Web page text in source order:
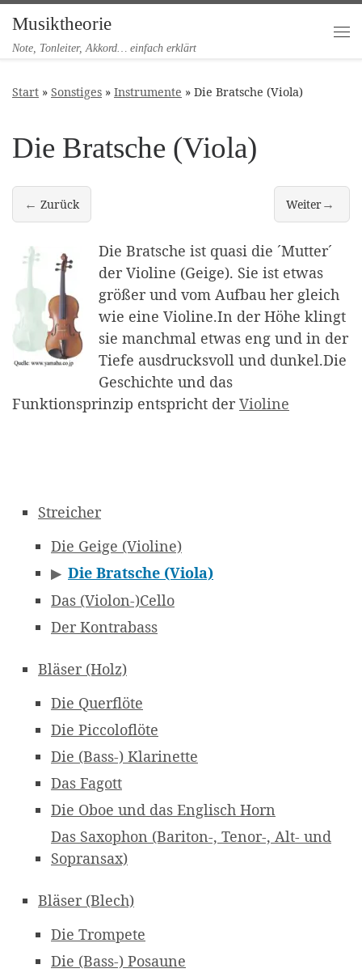
Zum Inhalt springen
Musiktheorie
Note, Tonleiter, Akkord… einfach erklärt
Start » Sonstiges » Instrumente » Die Bratsche (Viola)
Die Bratsche (Viola)
← Zurück
Die Geige (Violine)
Weiter
Das (Violon-
→
Die Bratsche ist quasi die ´Mutter´
der Violine (Geige). Sie ist etwas
größer und vom Aufbau her gleich
wie eine Violine.In der Höhe klingt
sie manchmal etwas eng und in der
Tiefe ausdrucksvoll und dunkel.Die
Geschichte und das
Funktionsprinzip entspricht der Violine
Streicher
Die Geige (Violine)
▶ Die Bratsche (Viola)
Das (Violon-)Cello
Der Kontrabass
Bläser (Holz)
Die Querflöte
Die Piccoloflöte
Die (Bass-) Klarinette
Das Fagott
Die Oboe und das Englisch Horn
Das Saxophon (Bariton-, Tenor-, Alt- und
Sopransax)
Bläser (Blech)
Die Trompete
Die (Bass-) Posaune